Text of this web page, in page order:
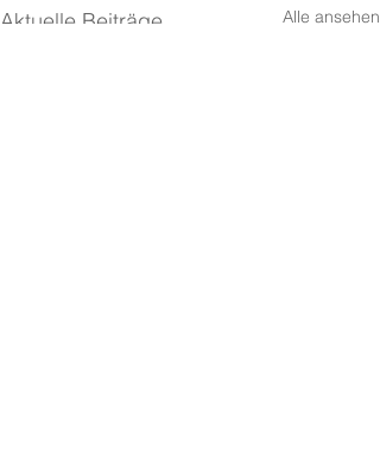
Aktuelle Beiträge Alle ansehen